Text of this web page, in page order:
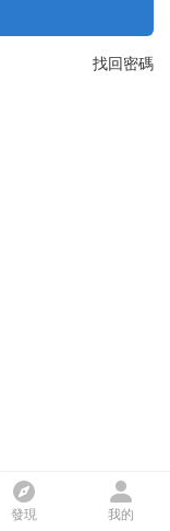
找回密碼
發現 我的